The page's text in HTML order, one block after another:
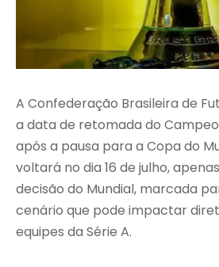
A Confederação Brasileira de
a data de retomada do
após a pausa para a Copa do
voltará no dia 16 de julho,
decisão do Mundial, marcada
cenário que pode impactar
equipes da Série A.